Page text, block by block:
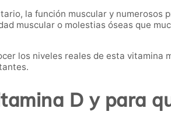
la función muscular y numerosos
muscular o molestias óseas que
los niveles reales de esta vitamina
D y para